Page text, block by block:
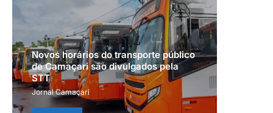
Novos horários do transporte público
de Camaçari são divulgados pela
STT
Jornal Camaçari